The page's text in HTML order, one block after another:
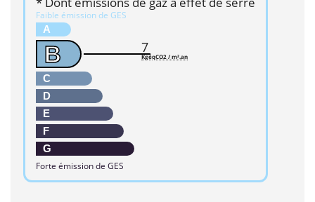
Faible émission de GES
A
B
C
D
E
F
G
Forte émission de GES
7
KgéqCO2 / m².an